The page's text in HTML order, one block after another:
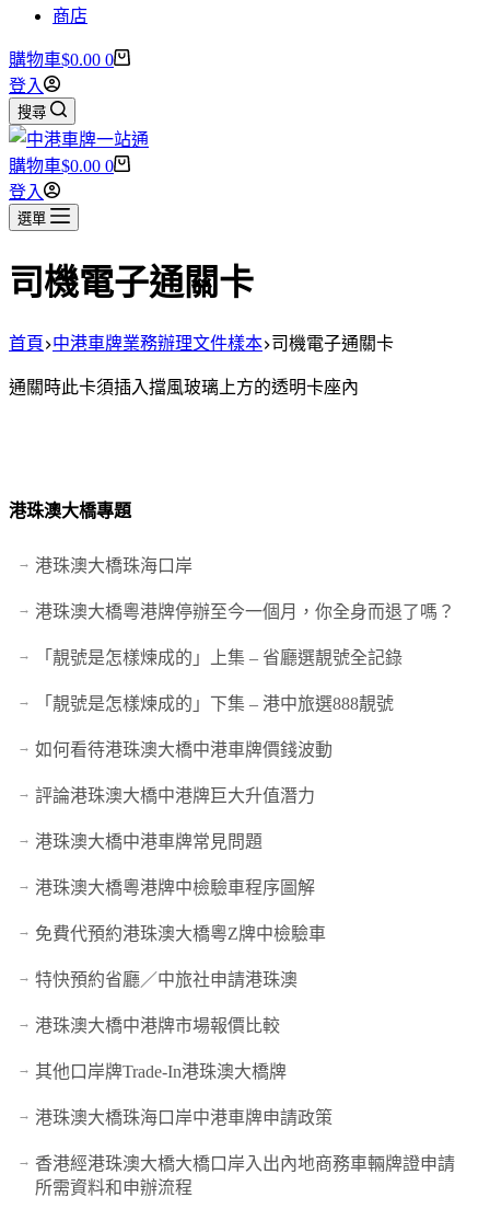
商店
購物車$0.00 0
登入
搜尋
購物車$0.00 0
登入
選單
司機電子通關卡
首頁 中港車牌業務辦理文件樣本 司機電子通關卡
通關時此卡須插入擋風玻璃上方的透明卡座內
港珠澳大橋專題
港珠澳大橋珠海口岸
港珠澳大橋粵港牌停辦至今一個月，你全身而退了嗎？
「靚號是怎樣煉成的」上集 – 省廳選靚號全記錄
「靚號是怎樣煉成的」下集 – 港中旅選888靚號
如何看待港珠澳大橋中港車牌價錢波動
評論港珠澳大橋中港牌巨大升值潛力
港珠澳大橋中港車牌常見問題
港珠澳大橋粵港牌中檢驗車程序圖解
免費代預約港珠澳大橋粵Z牌中檢驗車
特快預約省廳／中旅社申請港珠澳
港珠澳大橋中港牌市場報價比較
其他口岸牌Trade-In港珠澳大橋牌
港珠澳大橋珠海口岸中港車牌申請政策
香港經港珠澳大橋大橋口岸入出內地商務車輛牌證申請
所需資料和申辦流程